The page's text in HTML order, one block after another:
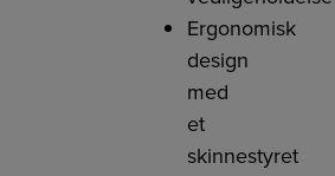
Ergonomisk
design
med
et
skinnestyret